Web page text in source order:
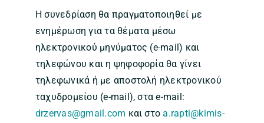
Η συνεδρίαση θα πραγματοποιηθεί με
ενημέρωση για τα θέματα μέσω
ηλεκτρονικού μηνύματος (e-mail) και
τηλεφώνου και η ψηφοφορία θα γίνει
τηλεφωνικά ή με αποστολή ηλεκτρονικού
ταχυδρομείου (e-mail), στα e-mail:
drzervas@gmail.com και στοa.rapti@kimis-